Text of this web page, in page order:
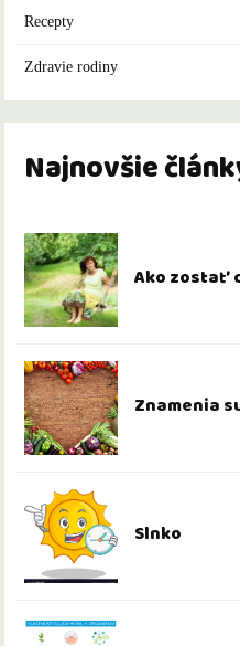
Recepty
Zdravie rodiny
Najnovšie
Ako zostať
Znamenia
Slnko